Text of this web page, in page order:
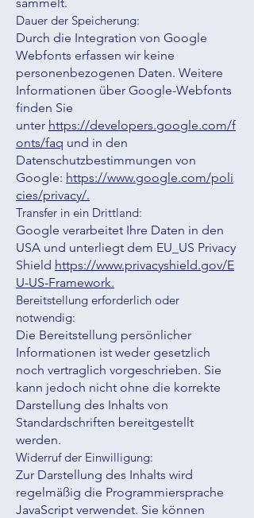
Dauer der Speicherung:
Durch die Integration von Google
Webfonts erfassen wir keine
personenbezogenen Daten. Weitere
Informationen über Google-Webfonts
finden Sie
unter https://developers.google.com/f
onts/faq und in den
Datenschutzbestimmungen von
Google: https://www.google.com/poli
cies/privacy/.
Transfer in ein Drittland:
Google verarbeitet Ihre Daten in den
USA und unterliegt dem EU_US Privacy
Shield https://www.privacyshield.gov/E
U-US-Framework.
Bereitstellung erforderlich oder
notwendig:
Die Bereitstellung persönlicher
Informationen ist weder gesetzlich
noch vertraglich vorgeschrieben. Sie
kann jedoch nicht ohne die korrekte
Darstellung des Inhalts von
Standardschriften bereitgestellt
werden.
Widerruf der Einwilligung:
Zur Darstellung des Inhalts wird
regelmäßig die Programmiersprache
JavaScript verwendet. Sie können